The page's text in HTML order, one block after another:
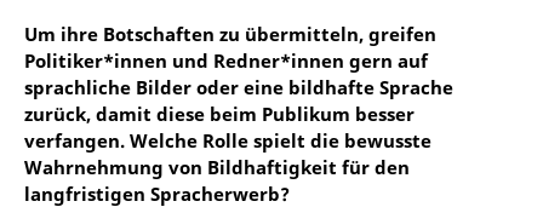
Um ihre Botschaften zu übermitteln, greifen
Politiker*innen und Redner*innen gern auf
sprachliche Bilder oder eine bildhafte Sprache
zurück, damit diese beim Publikum besser
verfangen. Welche Rolle spielt die bewusste
Wahrnehmung von Bildhaftigkeit für den
langfristigen Spracherwerb?